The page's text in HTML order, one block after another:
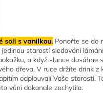
soli s vanilkou. Ponořte se do
starostí sledování
a když slunce dosáhne
dřeva. V ruce držíte drink z
odplouvají Vaše starosti.
vůni dokonale zachytila.